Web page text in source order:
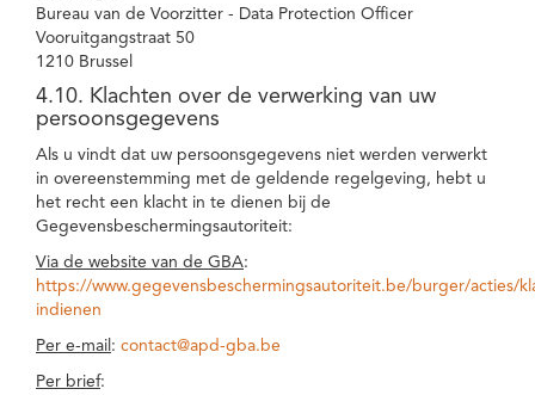
Bureau van de Voorzitter - Data Protection Officer
Vooruitgangstraat 50
1210 Brussel
4.10. Klachten over de verwerking van uw
persoonsgegevens
Als u vindt dat uw persoonsgegevens niet werden verwerkt
in overeenstemming met de geldende regelgeving, hebt u
het recht een klacht in te dienen bij de
Gegevensbeschermingsautoriteit:
Via de website van de GBA:
https://www.gegevensbeschermingsautoriteit.be/burger/acties/
indienen
Per e-mail : contact@apd-gba.be
Per brief: